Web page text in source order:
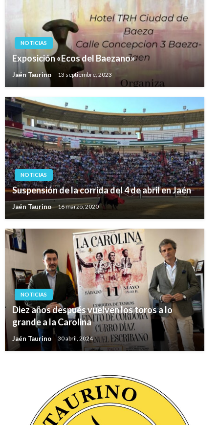
NOTICIAS
Exposición «Ecos del Baezano»
Jaén Taurino 13 septiembre, 2023
NOTICIAS
Suspensión de la corrida del 4 de abril en Jaén
Jaén Taurino 16 marzo, 2020
NOTICIAS
Diez años después vuelven los toros a lo
grande a la Carolina
Jaén Taurino 30 abril, 2024